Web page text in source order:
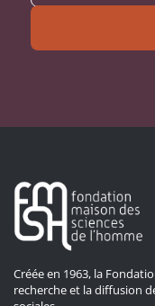
Créée en 1963, la
recherche et la diffusion